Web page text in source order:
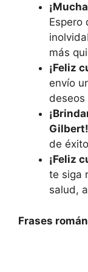
Espero
más
¡Feliz
envío
deseos
Gilbert!
de
¡Feliz
te siga
salud,
Frases